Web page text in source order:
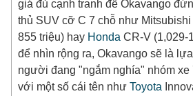
giá đủ cạnh tranh để Okavango
thủ SUV cỡ C 7 chỗ như
855 triệu) hay Honda CR-V (1,029-
để nhìn rộng ra, Okavango sẽ là
người đang "ngắm nghía" nhóm xe
với một số cái tên nhưToyota